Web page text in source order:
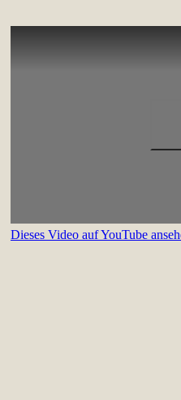
Dieses Video auf YouTube